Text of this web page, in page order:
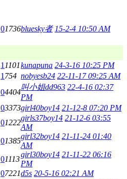
01736bluesky者 15-2-4 10:50 AM
1 1101kunapuna 24-3-16 10:25 PM
1 754 nobyesb24 22-11-17 09:25 AM
04404
叫小姐dd963 22-4-16 02:37
PM
03373girl40boy14 21-12-8 07:20 PM
01222
girls37boy14 21-12-6 03:55
AM
01385
girl32boy14 21-11-24 01:40
AM
01113
girl30boy14 21-11-22 06:16
PM
07221d5s 20-5-16 02:21 AM